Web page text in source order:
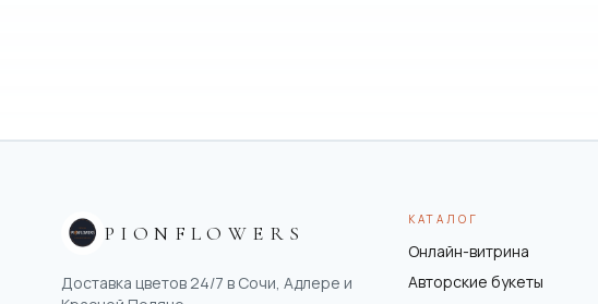
PIONFLOWERS
Доставка цветов 24/7 в Сочи, Адлере и
КАТАЛОГ
Онлайн-витрина
Авторские букеты